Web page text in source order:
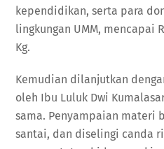
kependidikan, serta para
lingkungan UMM, mencapai
Kg.
Kemudian dilanjutkan
oleh Ibu Luluk Dwi
sama. Penyampaian materi
santai, dan diselingi canda